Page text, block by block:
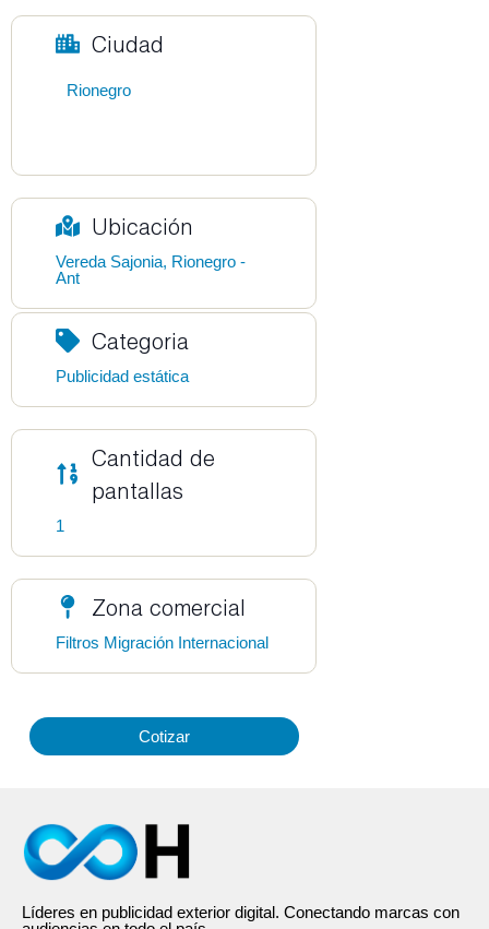
Ciudad
Rionegro
Ubicación
Vereda Sajonia, Rionegro -
Ant
Categoria
Publicidad estática
Cantidad de
pantallas
1
Zona comercial
Filtros Migración Internacional
Cotizar
Líderes en publicidad exterior digital. Conectando marcas con